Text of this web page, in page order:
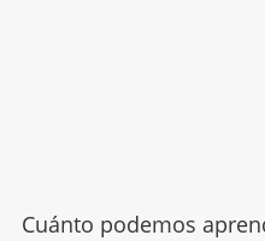
Cuánto podemos